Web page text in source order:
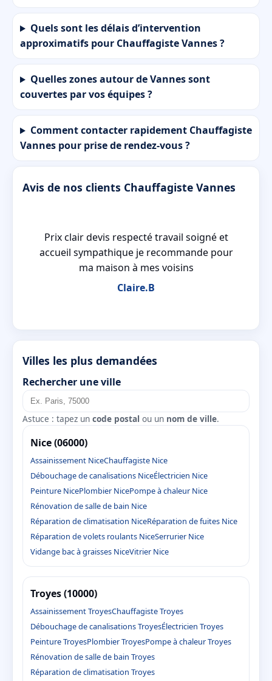
Quels sont les délais d’intervention
approximatifs pour Chauffagiste Vannes ?
Quelles zones autour de Vannes sont
couvertes par vos équipes ?
Comment contacter rapidement Chauffagiste
Vannes pour prise de rendez‑vous ?
Avis de nos clients Chauffagiste Vannes
Prix clair devis respecté travail soigné et
accueil sympathique je recommande pour
ma maison à mes voisins
Claire.B
Villes les plus demandées
Rechercher une ville
Astuce : tapez un code postal ou un nom de ville.
Nice (06000)
Assainissement NiceChauffagiste Nice
Débouchage de canalisations NiceÉlectricien Nice
Peinture NicePlombier NicePompe à chaleur Nice
Rénovation de salle de bain Nice
Réparation de climatisation NiceRéparation de fuites Nice
Réparation de volets roulants NiceSerrurier Nice
Vidange bac à graisses NiceVitrier Nice
Troyes (10000)
Assainissement TroyesChauffagiste Troyes
Débouchage de canalisations TroyesÉlectricien Troyes
Peinture TroyesPlombier TroyesPompe à chaleur Troyes
Rénovation de salle de bain Troyes
Réparation de climatisation Troyes